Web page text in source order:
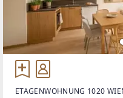
ETAGENWOHNUNG 1020